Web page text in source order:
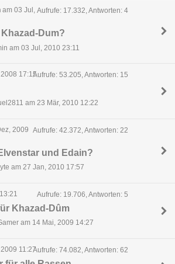
am 03 Jul, Aufrufe: 17.332, Antworten: 4
Dum?
am 03 Jul, 2010 23:11
17:15Aufrufe: 53.205, Antworten: 15
am 23 Mär, 2010 12:22
2009 Aufrufe: 42.372, Antworten: 22
und Edain?
am 27 Jan, 2010 17:57
Aufrufe: 19.706, Antworten: 5
Khazad-Dûm
am 14 Mai, 2009 14:27
11:27Aufrufe: 74.082, Antworten: 62